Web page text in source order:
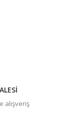
alışveriş